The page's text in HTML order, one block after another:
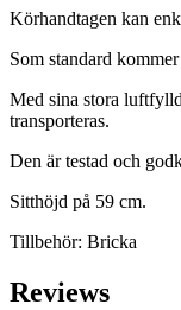
Körhandtagen kan
Som standard
Med sina stora
transporteras.
Den är testad och
Sitthöjd på 59 cm.
Tillbehör: Bricka
Reviews